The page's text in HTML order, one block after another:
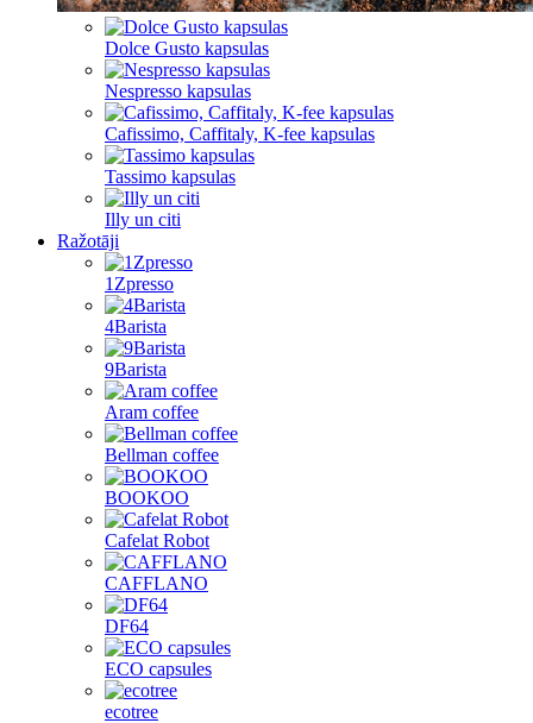
Dolce Gusto kapsulas
Nespresso kapsulas
Cafissimo, Caffitaly, K-fee kapsulas
Tassimo kapsulas
Illy un citi
Ražotāji
1Zpresso
4Barista
9Barista
Aram coffee
Bellman coffee
BOOKOO
Cafelat Robot
CAFFLANO
DF64
ECO capsules
ecotree